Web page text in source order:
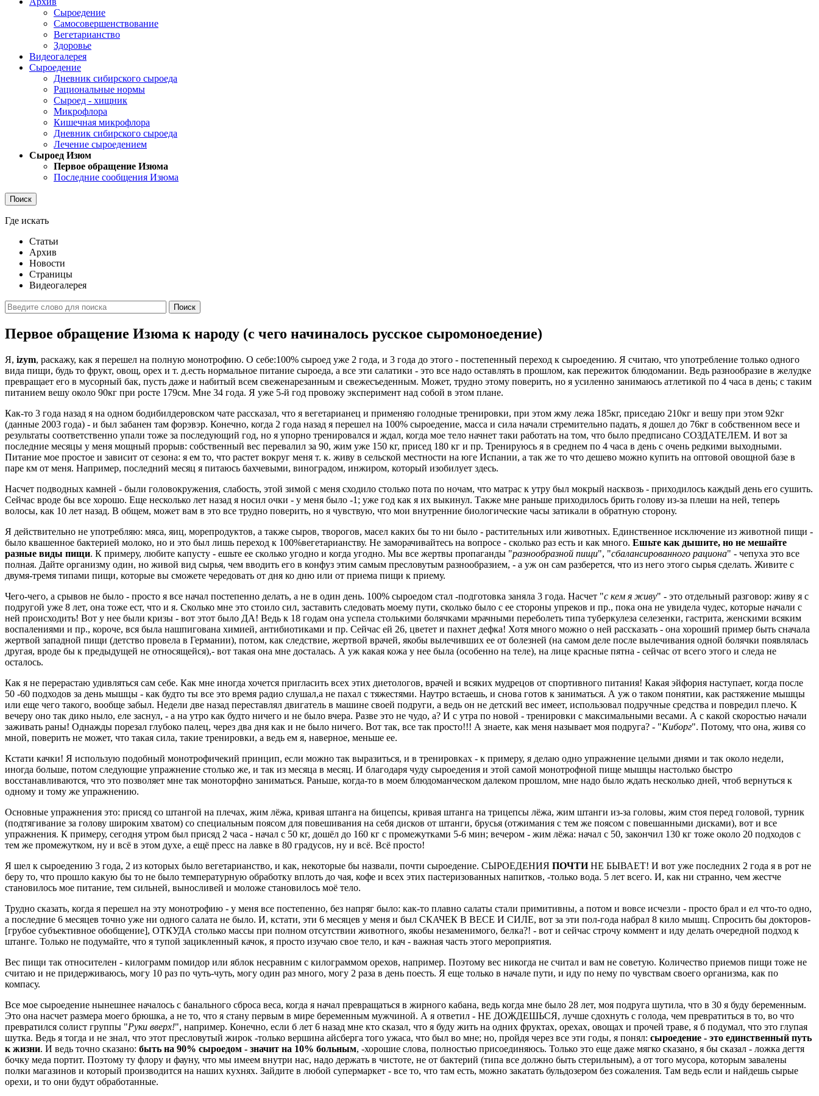
Сыроедение
Самосовершенствование
Вегетарианство
Здоровье
Видеогалерея
Сыроедение
Дневник сибирского сыроеда
Рациональные нормы
Сыроед - хищник
Микрофлора
Кишечная микрофлора
Дневник сибирского сыроеда
Лечение сыроедением
Сыроед Изюм
Первое обращение Изюма
Последние сообщения Изюма
Поиск
Где искать
Статьи
Архив
Новости
Страницы
Видеогалерея
Поиск
Первое обращение Изюма к народу (с чего начиналось русское сыромоноедение)
Я, izym, раскажу, как я перешел на полную монотрофию. О себе:100% сыроед уже 2 года, и 3 года до этого - постепенный переход к сыроедению. Я считаю, что употребление только одного
вида пищи, будь то фрукт, овощ, орех и т. д.есть нормальное питание сыроеда, а все эти салатики - это все надо оставлять в прошлом, как пережиток блюдомании. Ведь разнообразие в желудке
превращает его в мусорный бак, пусть даже и набитый всем свеженарезанным и свежесъеденным. Может, трудно этому поверить, но я усиленно занимаюсь атлетикой по 4 часа в день; с таким
питанием вешу около 90кг при росте 179см. Мне 34 года. Я уже 5-й год провожу эксперимент над собой в этом плане.
Как-то 3 года назад я на одном бодибилдеровском чате рассказал, что я вегетарианец и применяю голодные тренировки, при этом жму лежа 185кг, приседаю 210кг и вешу при этом 92кг
(данные 2003 года) - и был забанен там форэвэр. Конечно, когда 2 года назад я перешел на 100% сыроедение, масса и сила начали стремительно падать, я дошел до 76кг в собственном весе и
результаты соответственно упали тоже за последующий год, но я упорно тренировался и ждал, когда мое тело начнет таки работать на том, что было предписано СОЗДАТЕЛЕМ. И вот за
последние месяцы у меня мощный прорыв: собственный вес перевалил за 90, жим уже 150 кг, присед 180 кг и пр. Тренируюсь я в среднем по 4 часа в день с очень редкими выходными.
Питание мое простое и зависит от сезона: я ем то, что растет вокруг меня т. к. живу в сельской местности на юге Испании, а так же то что дешево можно купить на оптовой овощной базе в
паре км от меня. Например, последний месяц я питаюсь бахчевыми, виноградом, инжиром, который изобилует здесь.
Насчет подводных камней - были головокружения, слабость, этой зимой с меня сходило столько пота по ночам, что матрас к утру был мокрый насквозь - приходилось каждый день его сушить.
Сейчас вроде бы все хорошо. Еще несколько лет назад я носил очки - у меня было -1; уже год как я их выкинул. Также мне раньше приходилось брить голову из-за плеши на ней, теперь
волосы, как 10 лет назад. В общем, может вам в это все трудно поверить, но я чувствую, что мои внутренние биологические часы затикали в обратную сторону.
Я действительно не употребляю: мяса, яиц, морепродуктов, а также сыров, творогов, масел каких бы то ни было - растительных или животных. Единственное исключение из животной пищи -
было квашенное бактерией молоко, но и это был лишь переход к 100%вегетарианству. Не заморачивайтесь на вопросе - сколько раз есть и как много. Ешьте как дышите, но не мешайте
разные виды пищи. К примеру, любите капусту - ешьте ее сколько угодно и когда угодно. Мы все жертвы пропаганды "разнообразной пищи", "сбалансированного рациона" - чепуха это все
полная. Дайте организму один, но живой вид сырья, чем вводить его в конфуз этим самым пресловутым разнообразием, - а уж он сам разберется, что из него этого сырья сделать. Живите с
двумя-тремя типами пищи, которые вы сможете чередовать от дня ко дню или от приема пищи к приему.
Чего-чего, а срывов не было - просто я все начал постепенно делать, а не в один день. 100% сыроедом стал -подготовка заняла 3 года. Насчет "с кем я живу" - это отдельный разговор: живу я с
подругой уже 8 лет, она тоже ест, что и я. Сколько мне это стоило сил, заставить следовать моему пути, сколько было с ее стороны упреков и пр., пока она не увидела чудес, которые начали с
ней происходить! Вот у нее были кризы - вот этот было ДА! Ведь к 18 годам она успела столькими болячками мрачными переболеть типа туберкулеза селезенки, гастрита, женскими всяким
воспалениями и пр., короче, вся была нашпигована химией, антибиотиками и пр. Сейчас ей 26, цветет и пахнет дефка! Хотя много можно о ней рассказать - она хороший пример быть сначала
жертвой западной пищи (детство провела в Германии), потом, как следствие, жертвой врачей, якобы вылечивших ее от болезней (на самом деле после вылечивания одной болячки появлялась
другая, вроде бы к предыдущей не относящейся),- вот такая она мне досталась. А уж какая кожа у нее была (особенно на теле), на лице красные пятна - сейчас от всего этого и следа не
осталось.
Как я не перерастаю удивляться сам себе. Как мне иногда хочется пригласить всех этих диетологов, врачей и всяких мудрецов от спортивного питания! Какая эйфория наступает, когда после
50 -60 подходов за день мышцы - как будто ты все это время радио слушал,а не пахал с тяжестями. Наутро встаешь, и снова готов к заниматься. А уж о таком понятии, как растяжение мышцы
или еще чего такого, вообще забыл. Недели две назад переставлял двигатель в машине своей подруги, а ведь он не детский вес имеет, использовал подручные средства и повредил плечо. К
вечеру оно так дико ныло, еле заснул, - а на утро как будто ничего и не было вчера. Разве это не чудо, а? И с утра по новой - тренировки с максимальными весами. А с какой скоростью начали
заживать раны! Однажды порезал глубоко палец, через два дня как и не было ничего. Вот так, все так просто!!! А знаете, как меня называет моя подруга? - "Киборг". Потому, что она, живя со
мной, поверить не может, что такая сила, такие тренировки, а ведь ем я, наверное, меньше ее.
Кстати качки! Я использую подобный монотрофичекий принцип, если можно так выразиться, и в тренировках - к примеру, я делаю одно упражнение целыми днями и так около недели,
иногда больше, потом следующие упражнение столько же, и так из месяца в месяц. И благодаря чуду сыроедения и этой самой монотрофной пище мышцы настолько быстро
восстанавливаются, что это позволяет мне так моноторфно заниматься. Раньше, когда-то в моем блюдоманческом далеком прошлом, мне надо было ждать несколько дней, чтоб вернуться к
одному и тому же упражнению.
Основные упражнения это: присяд со штангой на плечах, жим лёжа, кривая штанга на бицепсы, кривая штанга на трицепсы лёжа, жим штанги из-за головы, жим стоя перед головой, турник
(подтягивание за голову широким хватом) со специальным поясом для повешивания на себя дисков от штанги, брусья (отжимания с тем же поясом с повешанными дисками), вот и все
упражнения. К примеру, сегодня утром был присяд 2 часа - начал с 50 кг, дошёл до 160 кг с промежутками 5-6 мин; вечером - жим лёжа: начал с 50, закончил 130 кг тоже около 20 подходов с
тем же промежутком, ну и всё в этом духе, а ещё пресс на лавке в 80 градусов, ну и всё. Всё просто!
Я шел к сыроедению 3 года, 2 из которых было вегетарианство, и как, некоторые бы назвали, почти сыроедение. СЫРОЕДЕНИЯ ПОЧТИНЕ БЫВАЕТ! И вот уже последних 2 года я в рот не
беру то, что прошло какую бы то не было температурную обработку вплоть до чая, кофе и всех этих пастеризованных напитков, -только вода. 5 лет всего. И, как ни странно, чем жестче
становилось мое питание, тем сильней, выносливей и моложе становилось моё тело.
Трудно сказать, когда я перешел на эту монотрофию - у меня все постепенно, без напряг было: как-то плавно салаты стали примитивны, а потом и вовсе исчезли - просто брал и ел что-то одно,
а последние 6 месяцев точно уже ни одного салата не было. И, кстати, эти 6 месяцев у меня и был СКАЧЕК В ВЕСЕ И СИЛЕ, вот за эти пол-года набрал 8 кило мышц. Спросить бы докторов-
[грубое субъективное обобщение], ОТКУДА столько массы при полном отсутствии животного, якобы незаменимого, белка?! - вот и сейчас строчу коммент и иду делать очередной подход к
штанге. Только не подумайте, что я тупой зацикленный качок, я просто изучаю свое тело, и кач - важная часть этого мероприятия.
Вес пищи так относителен - килограмм помидор или яблок несравним с килограммом орехов, например. Поэтому вес никогда не считал и вам не советую. Количество приемов пищи тоже не
считаю и не придерживаюсь, могу 10 раз по чуть-чуть, могу один раз много, могу 2 раза в день поесть. Я еще только в начале пути, и иду по нему по чувствам своего организма, как по
компасу.
Все мое сыроедение нынешнее началось с банального сброса веса, когда я начал превращаться в жирного кабана, ведь когда мне было 28 лет, моя подруга шутила, что в 30 я буду беременным.
Это она насчет размера моего брюшка, а не то, что я стану первым в мире беременным мужчиной. А я ответил - НЕ ДОЖДЕШЬСЯ, лучше сдохнуть с голода, чем превратиться в то, во что
превратился солист группы "Руки вверх!", например. Конечно, если б лет 6 назад мне кто сказал, что я буду жить на одних фруктах, орехах, овощах и прочей траве, я б подумал, что это глупая
шутка. Ведь я тогда и не знал, что этот пресловутый жирок -только вершина айсберга того ужаса, что был во мне; но, пройдя через все эти годы, я понял: сыроедение - это единственный путь
к жизни. И ведь точно сказано: быть на 90% сыроедом - значит на 10% больным, -хорошие слова, полностью присоединяюсь. Только это еще даже мягко сказано, я бы сказал - ложка дегтя
бочку меда портит. Поэтому ту флору и фауну, что мы имеем внутри нас, надо держать в чистоте, не от бактерий (типа все должно быть стерильным), а от того мусора, которым завалены
полки магазинов и который производится на наших кухнях. Зайдите в любой супермаркет - все то, что там есть, можно закатать бульдозером без сожаления. Там ведь если и найдешь сырые
орехи, и то они будут обработанные.